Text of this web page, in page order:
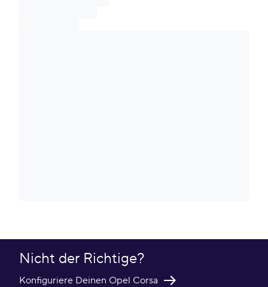
Nicht der Richtige?
Konfiguriere Deinen Opel Corsa